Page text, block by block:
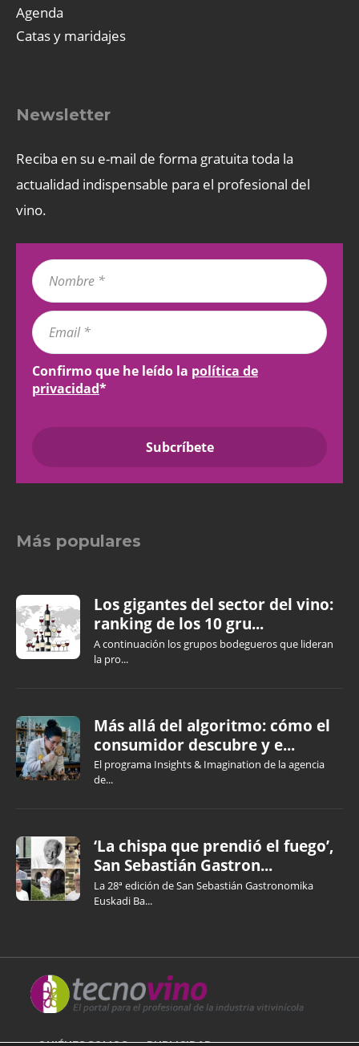
Agenda
Catas y maridajes
Newsletter
Reciba en su e-mail de forma gratuita toda la
actualidad indispensable para el profesional del
vino.
Confirmo que he leído la política de
privacidad*
Más populares
Los gigantes del sector del vino:
ranking de los 10 gru...
A continuación los grupos bodegueros que lideran
la pro...
Más allá del algoritmo: cómo el
consumidor descubre y e...
El programa Insights & Imagination de la agencia
de...
‘La chispa que prendió el fuego’,
San Sebastián Gastron...
La 28ª edición de San Sebastián Gastronomika
Euskadi Ba...